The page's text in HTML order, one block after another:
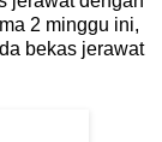
2 minggu ini,
bekas jerawat